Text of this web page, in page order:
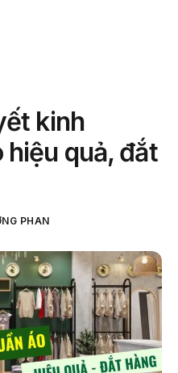
kinh
hiệu quả, đắt
PHAN